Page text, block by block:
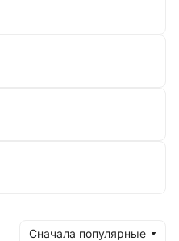
Сначала популярные